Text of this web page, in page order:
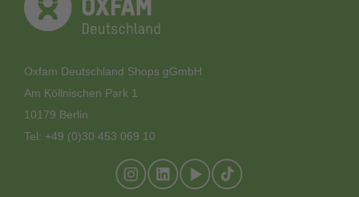
Oxfam Deutschland Shops gGmbH
Am Köllnischen Park 1
10179 Berlin
Tel: +49 (0)30 453 069 10